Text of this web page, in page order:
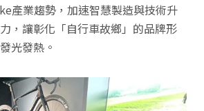
產業趨勢，加速智慧製造與技術升
，讓彰化「自行車故鄉」的品牌形
光發熱。